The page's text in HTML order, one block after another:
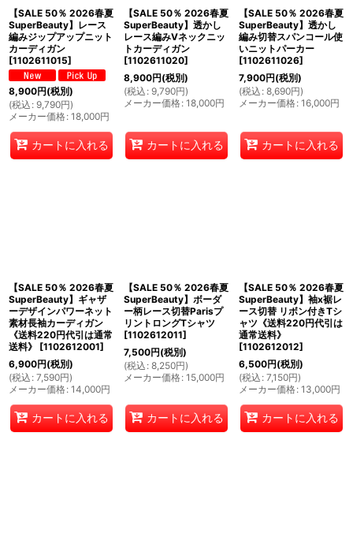
【SALE 50％ 2026春夏
SuperBeauty】レース
編みジップアップニット
カーディガン
[1102611015]
8,900円(税別)
(税込 : 9,790円)
メーカー価格: 18,000円
カートに入れる
【SALE 50％ 2026春夏
SuperBeauty】透かし
レース編みVネックニッ
トカーディガン
[1102611020]
8,900円(税別)
(税込 : 9,790円)
メーカー価格: 18,000円
カートに入れる
【SALE 50％ 2026春夏
SuperBeauty】透かし
編み切替スパンコール使
いニットパーカー
[1102611026]
7,900円(税別)
(税込 : 8,690円)
メーカー価格: 16,000円
カートに入れる
【SALE 50％ 2026春夏
SuperBeauty】ギャザ
ーデザインパワーネット
素材長袖カーディガン
《送料220円代引は通常
送料》
[1102612001]
6,900円(税別)
(税込 : 7,590円)
メーカー価格: 14,000円
カートに入れる
【SALE 50％ 2026春夏
SuperBeauty】ボーダ
ー柄レース切替Parisプ
リントロングTシャツ
[1102612011]
7,500円(税別)
(税込 : 8,250円)
メーカー価格: 15,000円
カートに入れる
【SALE 50％ 2026春夏
SuperBeauty】袖x裾レ
ース切替 リボン付きTシ
ャツ《送料220円代引は
通常送料》
[1102612012]
6,500円(税別)
(税込 : 7,150円)
メーカー価格: 13,000円
カートに入れる